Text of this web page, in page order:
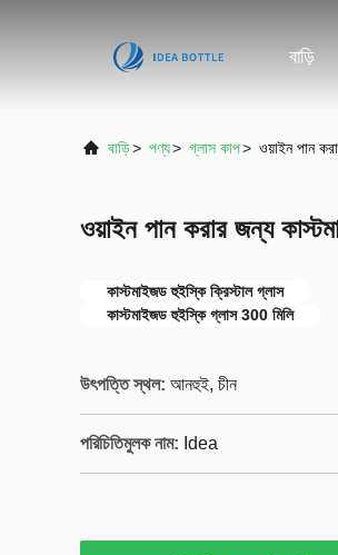
বাড়ি
বাড়ি> পণ্য> গ্লাস কাপ> ওয়াইন পান
ওয়াইন পান করার জন্য
কাস্টমাইজড হুইস্কি ক্রিস্টাল গ্লাস
কাস্টমাইজড হুইস্কি গ্লাস 300 মিলি
উৎপত্তি স্থল: আনহুই, চীন
পরিচিতিমুলক নাম: Idea